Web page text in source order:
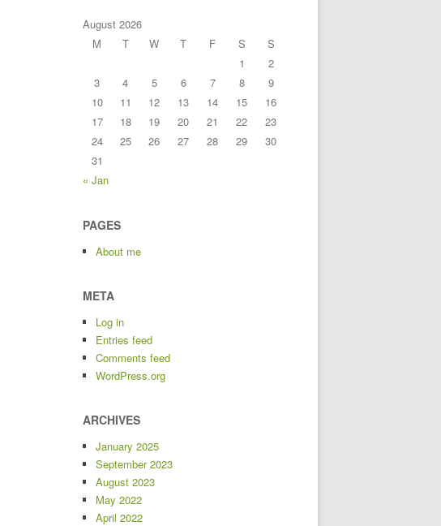
August 2026
M
T W T F S
S
1
2
3
4 5 6 7 8
9
10
11 12 13 14 15
16
17
18 19 20 21 22
23
24
25 26 27 28 29
30
31
« Jan
PAGES
About me
META
Log in
Entries feed
Comments feed
WordPress.org
ARCHIVES
January 2025
September 2023
August 2023
May 2022
April 2022